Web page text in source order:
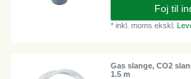
Foj til
*inkl. moms ekskl.
Gas slange, CO2
1.5 m